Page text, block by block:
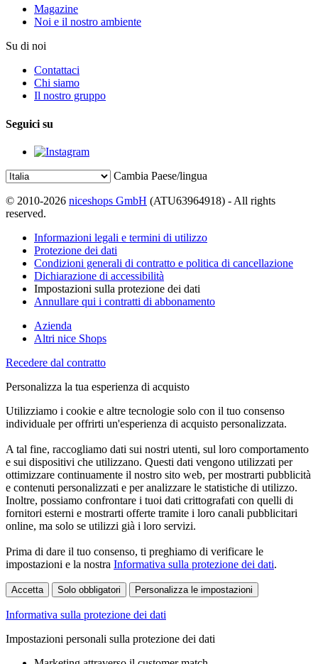
Magazine
Noi e il nostro ambiente
Su di noi
Contattaci
Chi siamo
Il nostro gruppo
Seguici su
Cambia Paese/lingua
© 2010-2026 niceshops GmbH (ATU63964918) - All rights
reserved.
Informazioni legali e termini di utilizzo
Protezione dei dati
Condizioni generali di contratto e politica di cancellazione
Dichiarazione di accessibilità
Impostazioni sulla protezione dei dati
Annullare qui i contratti di abbonamento
Azienda
Altri nice Shops
Recedere dal contratto
Personalizza la tua esperienza di acquisto
Utilizziamo i cookie e altre tecnologie solo con il tuo consenso
individuale per offrirti un'esperienza di acquisto personalizzata.
A tal fine, raccogliamo dati sui nostri utenti, sul loro comportamento
e sui dispositivi che utilizzano. Questi dati vengono utilizzati per
ottimizzare continuamente il nostro sito web, per mostrarti pubblicità
e contenuti personalizzati e per analizzare le statistiche di utilizzo.
Inoltre, possiamo confrontare i tuoi dati crittografati con quelli di
fornitori esterni e mostrarti offerte tramite i loro canali pubblicitari
online, ma solo se utilizzi già i loro servizi.
Prima di dare il tuo consenso, ti preghiamo di verificare le
impostazioni e la nostra Informativa sulla protezione dei dati.
Accetta Solo obbligatori Personalizza le impostazioni
Informativa sulla protezione dei dati
Impostazioni personali sulla protezione dei dati